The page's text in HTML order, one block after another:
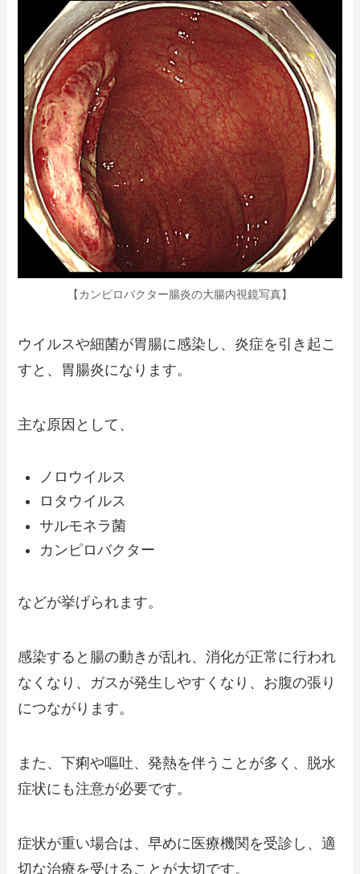
【カンピロバクター腸炎の大腸内視鏡写真】
ウイルスや細菌が胃腸に感染し、炎症を引き起こ
すと、胃腸炎になります。
主な原因として、
ノロウイルス
ロタウイルス
サルモネラ菌
カンピロバクター
などが挙げられます。
感染すると腸の動きが乱れ、消化が正常に行われ
なくなり、ガスが発生しやすくなり、お腹の張り
につながります。
また、下痢や嘔吐、発熱を伴うことが多く、脱水
症状にも注意が必要です。
症状が重い場合は、早めに医療機関を受診し、適
切な治療を受けることが大切です。